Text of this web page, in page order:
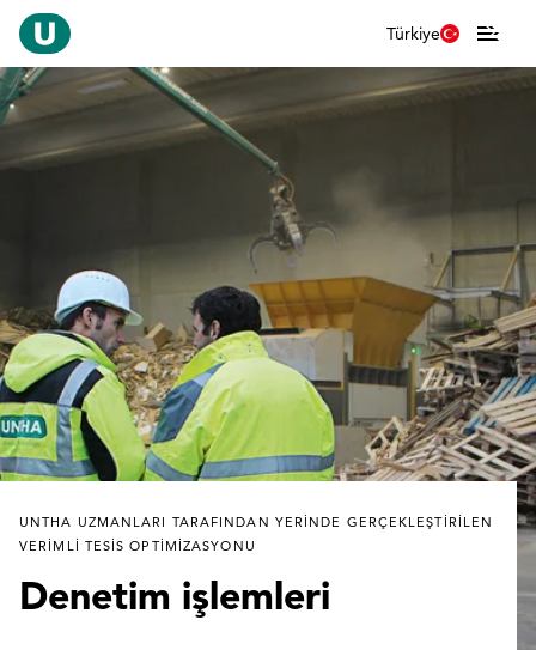
Türkiye
UNTHA UZMANLARI TARAFINDAN YERINDE GERÇEKLEŞTIRILEN
VERIMLI TESIS OPTIMIZASYONU
Denetim işlemleri